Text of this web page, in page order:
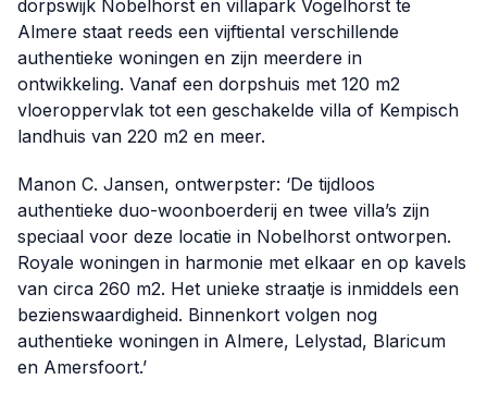
dorpswijk Nobelhorst en villapark Vogelhorst te
Almere staat reeds een vijftiental verschillende
authentieke woningen en zijn meerdere in
ontwikkeling. Vanaf een dorpshuis met 120 m2
vloeroppervlak tot een geschakelde villa of Kempisch
landhuis van 220 m2 en meer.
Manon C. Jansen, ontwerpster: ‘De tijdloos
authentieke duo-woonboerderij en twee villa’s zijn
speciaal voor deze locatie in Nobelhorst ontworpen.
Royale woningen in harmonie met elkaar en op kavels
van circa 260 m2. Het unieke straatje is inmiddels een
bezienswaardigheid. Binnenkort volgen nog
authentieke woningen in Almere, Lelystad, Blaricum
en Amersfoort.’